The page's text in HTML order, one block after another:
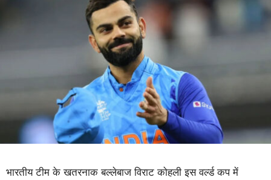
भारतीय टीम के खतरनाक बल्लेबाज विराट कोहली इस वर्ल्ड कप में